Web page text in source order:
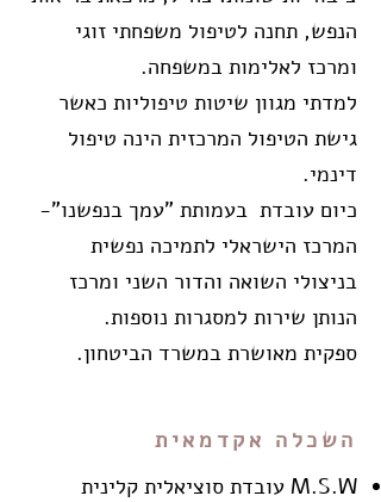
הנפש, תחנה לטיפול משפחתי זוגי
ומרכז לאלימות במשפחה.
למדתי מגוון שיטות טיפוליות כאשר
גישת הטיפול המרכזית הינה טיפול
דינמי.
כיום עובדת בעמותת "עמך בנפשנו"-
המרכז הישראלי לתמיכה נפשית
בניצולי השואה והדור השני ומרכז
הנותן שירות למסגרות נוספות.
ספקית מאושרת במשרד הביטחון.
השכלה אקדמאית
M.S.W עובדת סוציאלית קלינית